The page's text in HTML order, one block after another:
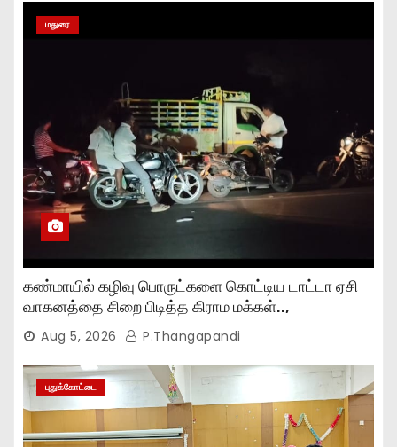
மதுரை
கண்மாயில் கழிவு பொருட்களை கொட்டிய டாட்டா ஏசி
வாகனத்தை சிறை பிடித்த கிராம மக்கள்..,
Aug 5, 2026 P.Thangapandi
புதுக்கோட்டை